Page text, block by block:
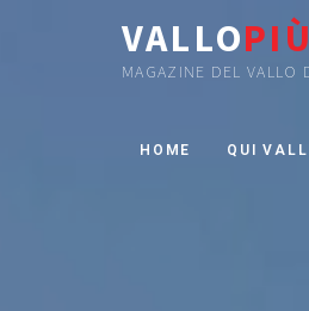
VALLOPIÙ
MAGAZINE DEL VALLO
HOME QUI